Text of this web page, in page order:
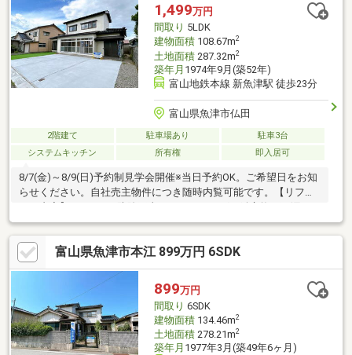
1,499万円
間取り 5LDK
建物面積108.67m2
土地面積287.32m2
築年月 1974年9月(築52年)
富山地鉄本線 新魚津駅 徒歩23分
富山県魚津市仏田
2階建て 駐車場あり
駐車3台
システムキッチン
所有権 即入居可
8/7(金)～8/9(日)予約制見学会開催※当日予約OK。ご希望日をお知
らせください。自社売主物件につき随時内覧可能です。【リフォ
点検、設備点検●駐車場拡張、外壁塗装、庭木伐採●システムキッ
チン交換、ユニットバス交換、トイレ交換、洗面化粧台交換●間
取変更、玄関戸交換、室内ドア交換、床材上張り、シューズボッ
クス交換、クロス張替え、畳表替え、障子・襖張替え●インター
ホン設置、火災警報器設置、LED照明器具交換【おすすめポイン
ト】・雨漏り、構造上主要な部分の欠陥や腐食、給排水管の故障
や漏水についてお引渡しより２
富山県魚津市本江 899万円 6SDK
899万円
間取り 6SDK
建物面積134.46m2
土地面積278.21m2
築年月 1977年3月(築49年6ヶ月)